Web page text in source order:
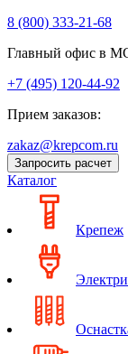
8 (800) 333‑21-68
Главный офис в
+7 (495) 120-44-92
Прием заказов:
zakaz@krepcom.ru
Запросить расчет
Каталог
Крепеж